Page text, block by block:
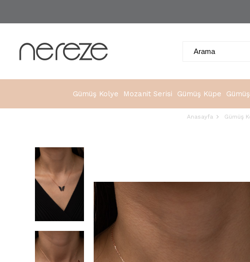
Gümüş Kolye Mozanit Serisi Gümüş Küpe
Anasayfa Gümüş